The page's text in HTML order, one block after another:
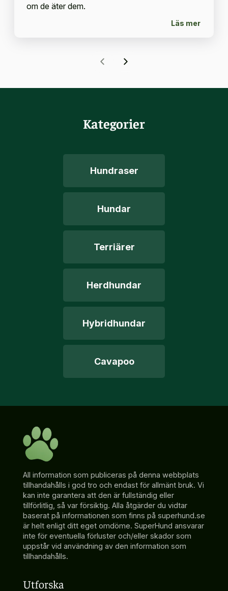
om de äter dem.
Läs mer
Kategorier
Hundraser
Hundar
Terriärer
Herdhundar
Hybridhundar
Cavapoo
All information som publiceras på denna webbplats
tillhandahålls i god tro och endast för allmänt bruk. Vi
kan inte garantera att den är fullständig eller
tillförlitlig, så var försiktig. Alla åtgärder du vidtar
baserat på informationen som finns på superhund.se
är helt enligt ditt eget omdöme. SuperHund ansvarar
inte för eventuella förluster och/eller skador som
uppstår vid användning av den information som
tillhandahålls.
Utforska